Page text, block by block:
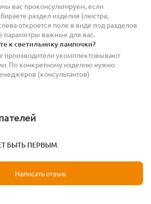
вас проконсультируем, если
раздел изделия (люстра,
откроется поле в виде под разделов
параметры важные для вас.
к светильнику лампочки?
производители укомплектовывают
По конкретному изделию нужно
(консультантов)
БЫТЬ ПЕРВЫМ.
Написать отзыв